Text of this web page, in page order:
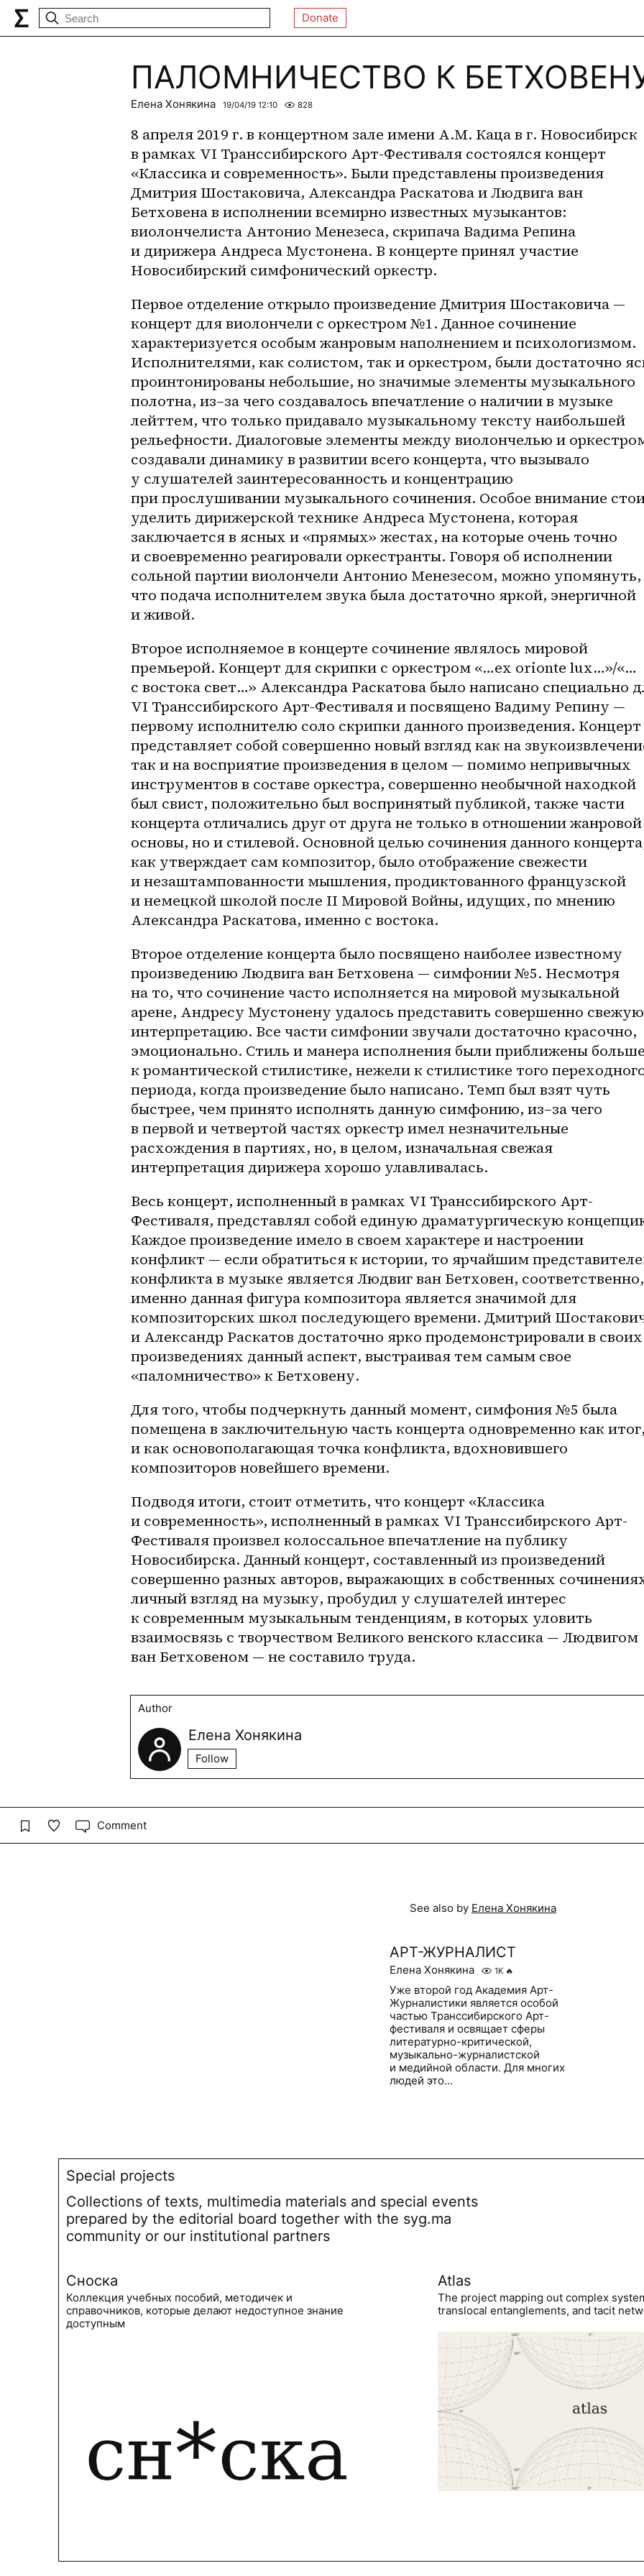
Donate
ПАЛОМНИЧЕСТВО К
Елена Хонякина 19/04/19 12:10 828
8 апреля 2019 г. в концертном зале имени А.М. Каца в г. Новосибирск
в рамках VI Транссибирского Арт-Фестиваля состоялся концерт
«Классика и современность». Были представлены произведения
Дмитрия Шостаковича, Александра Раскатова и Людвига ван
Бетховена в исполнении всемирно известных музыкантов:
виолончелиста Антонио Менезеса, скрипача Вадима Репина
и дирижера Андреса Мустонена. В концерте принял участие
Новосибирский симфонический оркестр.
Первое отделение открыло произведение Дмитрия Шостаковича —
концерт для виолончели с оркестром №1. Данное сочинение
характеризуется особым жанровым наполнением и психологизмом.
Исполнителями, как солистом, так и оркестром, были достаточно
проинтонированы небольшие, но значимые элементы музыкального
полотна, из–за чего создавалось впечатление о наличии в музыке
лейттем, что только придавало музыкальному тексту наибольшей
рельефности. Диалоговые элементы между виолончелью и
создавали динамику в развитии всего концерта, что вызывало
у слушателей заинтересованность и концентрацию
при прослушивании музыкального сочинения. Особое внимание
уделить дирижерской технике Андреса Мустонена, которая
заключается в ясных и «прямых» жестах, на которые очень точно
и своевременно реагировали оркестранты. Говоря об исполнении
сольной партии виолончели Антонио Менезесом, можно упомянуть,
что подача исполнителем звука была достаточно яркой, энергичной
и живой.
Второе исполняемое в концерте сочинение являлось мировой
премьерой. Концерт для скрипки с оркестром «…ex orionte lux…»/«…
с востока свет…» Александра Раскатова было написано специально
VI Транссибирского Арт-Фестиваля и посвящено Вадиму Репину —
первому исполнителю соло скрипки данного произведения. Концерт
представляет собой совершенно новый взгляд как на
так и на восприятие произведения в целом — помимо непривычных
инструментов в составе оркестра, совершенно необычной находкой
был свист, положительно был воспринятый публикой, также части
концерта отличались друг от друга не только в отношении жанровой
основы, но и стилевой. Основной целью сочинения данного
как утверждает сам композитор, было отображение свежести
и незаштампованности мышления, продиктованного французской
и немецкой школой после II Мировой Войны, идущих, по мнению
Александра Раскатова, именно с востока.
Второе отделение концерта было посвящено наиболее известному
произведению Людвига ван Бетховена — симфонии №5. Несмотря
на то, что сочинение часто исполняется на мировой музыкальной
арене, Андресу Мустонену удалось представить совершенно свежую
интерпретацию. Все части симфонии звучали достаточно красочно,
эмоционально. Стиль и манера исполнения были приближены больше
к романтической стилистике, нежели к стилистике того
периода, когда произведение было написано. Темп был взят чуть
быстрее, чем принято исполнять данную симфонию, из–за чего
в первой и четвертой частях оркестр имел незначительные
расхождения в партиях, но, в целом, изначальная свежая
интерпретация дирижера хорошо улавливалась.
Весь концерт, исполненный в рамках VI Транссибирского Арт-
Фестиваля, представлял собой единую драматургическую
Каждое произведение имело в своем характере и настроении
конфликт — если обратиться к истории, то ярчайшим
конфликта в музыке является Людвиг ван Бетховен, соответственно,
именно данная фигура композитора является значимой для
композиторских школ последующего времени. Дмитрий
и Александр Раскатов достаточно ярко продемонстрировали в своих
произведениях данный аспект, выстраивая тем самым свое
«паломничество» к Бетховену.
Для того, чтобы подчеркнуть данный момент, симфония №5 была
помещена в заключительную часть концерта одновременно как итог,
и как основополагающая точка конфликта, вдохновившего
композиторов новейшего времени.
Подводя итоги, стоит отметить, что концерт «Классика
и современность», исполненный в рамках VI Транссибирского Арт-
Фестиваля произвел колоссальное впечатление на публику
Новосибирска. Данный концерт, составленный из произведений
совершенно разных авторов, выражающих в собственных
личный взгляд на музыку, пробудил у слушателей интерес
к современным музыкальным тенденциям, в которых уловить
взаимосвязь с творчеством Великого венского классика — Людвигом
ван Бетховеном — не составило труда.
Author
Елена Хонякина
Follow
Comment
See also by Елена Хонякина
АРТ-ЖУРНАЛИСТ
Елена Хонякина 1K 🔥
Уже второй год Академия Арт-
Журналистики является особой
частью Транссибирского Арт-
фестиваля и освящает сферы
литературно-критической,
музыкально-журналистской
и медийной области. Для многих
людей это...
Special projects
Collections of texts, multimedia materials and special events
prepared by the editorial board together with the syg.ma
community or our institutional partners
Сноска
Коллекция учебных пособий, методичек и
справочников, которые делают недоступное знание
доступным
Atlas
The project mapping out complex
translocal entanglements, and tacit